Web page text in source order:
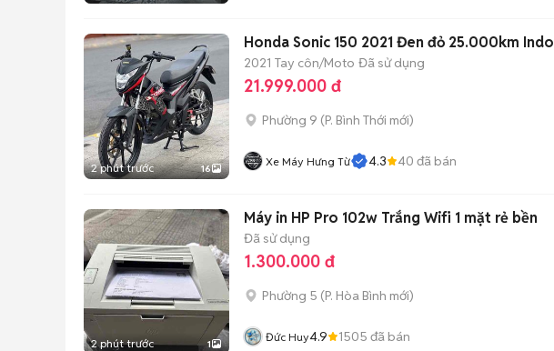
2 phút trước 16
Honda Sonic 150 2021 Đen đỏ 25.000km Indo
2021 Tay côn/Moto Đã sử dụng
21.999.000 đ
Phường 9 (P. Bình Thới mới)
Xe Máy Hưng Từ 4.3 40 đã bán
2 phút trước 1
Máy in HP Pro 102w Trắng Wifi 1 mặt rẻ bền
Đã sử dụng
1.300.000 đ
Phường 5 (P. Hòa Bình mới)
Đức Huy4.9 1505 đã bán